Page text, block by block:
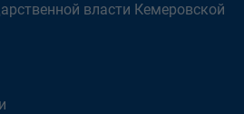
власти Кемеровской